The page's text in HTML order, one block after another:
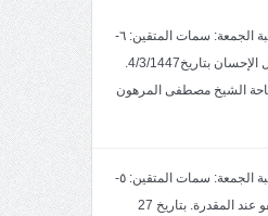
خطبة الجمعة: سمات المتقين: ٦-
عمل الإحسان بتاريخ4/3/1447.
الشيخ مصطفى المرهون
خطبة الجمعة: سمات المتقين: ٥-
العفو عند المقدرة. بتاريخ 27